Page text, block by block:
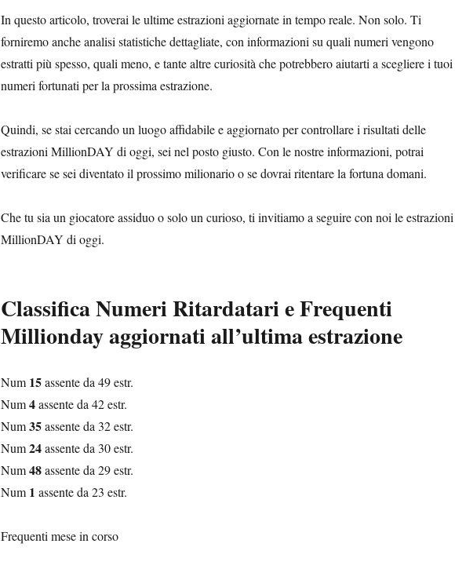
In questo articolo, troverai le ultime estrazioni aggiornate in tempo reale. Non solo. Ti
forniremo anche analisi statistiche dettagliate, con informazioni su quali numeri vengono
estratti più spesso, quali meno, e tante altre curiosità che potrebbero aiutarti a scegliere i tuoi
numeri fortunati per la prossima estrazione.
Quindi, se stai cercando un luogo affidabile e aggiornato per controllare i risultati delle
estrazioni MillionDAY di oggi, sei nel posto giusto. Con le nostre informazioni, potrai
verificare se sei diventato il prossimo milionario o se dovrai ritentare la fortuna domani.
Che tu sia un giocatore assiduo o solo un curioso, ti invitiamo a seguire con noi le estrazioni
MillionDAY di oggi.
Classifica Numeri Ritardatari e Frequenti
Millionday aggiornati all’ultima estrazione
Num 15assente da 49 estr.
Num4assente da 42 estr.
Num35assente da 32 estr.
Num24assente da 30 estr.
Num48assente da 29 estr.
Num 1 assente da 23 estr.
Frequenti mese in corso